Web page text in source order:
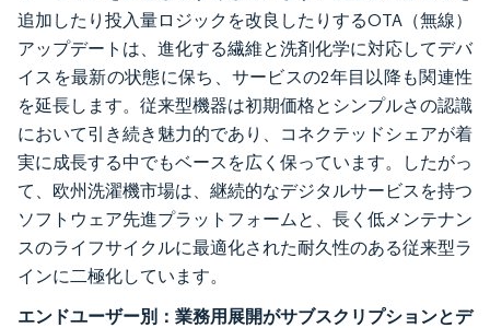
追加したり投入量ロジックを改良したりするOTA（無線）
アップデートは、進化する繊維と洗剤化学に対応してデバ
イスを最新の状態に保ち、サービスの2年目以降も関連性
を延長します。従来型機器は初期価格とシンプルさの認識
において引き続き魅力的であり、コネクテッドシェアが着
実に成長する中でもベースを広く保っています。したがっ
て、欧州洗濯機市場は、継続的なデジタルサービスを持つ
ソフトウェア先進プラットフォームと、長く低メンテナン
スのライフサイクルに最適化された耐久性のある従来型ラ
インに二極化しています。
エンドユーザー別：業務用展開がサブスクリプションとデ